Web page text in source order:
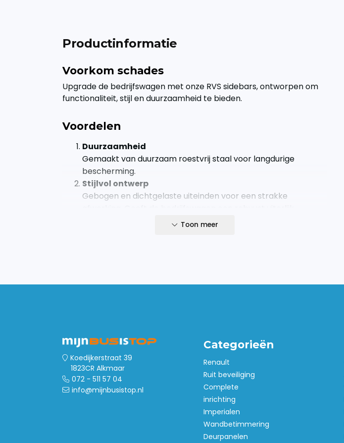
Productinformatie
Voorkom schades
Upgrade de bedrijfswagen met onze RVS sidebars, ontworpen om
functionaliteit, stijl en duurzaamheid te bieden.
Voordelen
Duurzaamheid
Gemaakt van duurzaam roestvrij staal voor langdurige
bescherming.
Stijlvol ontwerp
Gebogen en dichtgelaste uiteinden voor een strakke
Veiligheid en functionaliteit
Eenvoudig te monteren op jouw bedrijfswagen. De sidebars
Compleet geleverd
De set sidebars wordt geleverd inclusief montagematerialen
en een montagehandleiding. Heb jij standaard gereedschap?
Dan is de set eenvoudig te monteren.
Inhoud: set sidebars, montagebeugels, bevestigingsmateriaal en
Toon meer
Koedijkerstraat 39
1823CR Alkmaar
072 - 511 57 04
info@mijnbusistop.nl
Categorieën
Renault
Ruit beveiliging
Complete
inrichting
Imperialen
Wandbetimmering
Deurpanelen